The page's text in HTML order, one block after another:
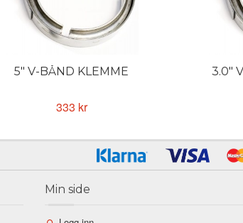
5" V-BÅND KLEMME
333 kr
3.0"
Min side